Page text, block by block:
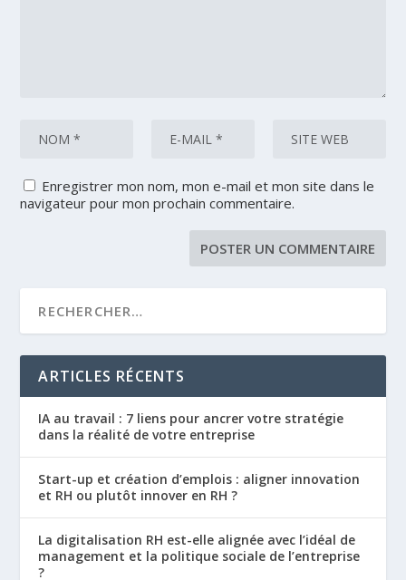
Enregistrer mon nom, mon e-mail et mon site dans le
navigateur pour mon prochain commentaire.
ARTICLES RÉCENTS
IA au travail : 7 liens pour ancrer votre stratégie
dans la réalité de votre entreprise
Start-up et création d’emplois : aligner innovation
et RH ou plutôt innover en RH ?
La digitalisation RH est-elle alignée avec l’idéal de
management et la politique sociale de l’entreprise
?